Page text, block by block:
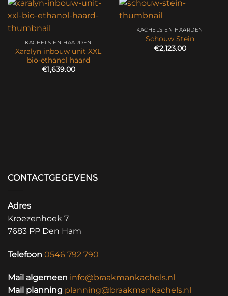
KACHELS EN HAARDEN
Xaralyn inbouw unit XXL
bio-ethanol haard
€1,639.00
KACHELS EN HAARDEN
Schouw Stein
€2,123.00
CONTACTGEGEVENS
Adres
Kroezenhoek 7
7683 PP Den Ham
Telefoon 0546 792 790
Mail algemeen info@braakmankachels.nl
Mail planning planning@braakmankachels.nl